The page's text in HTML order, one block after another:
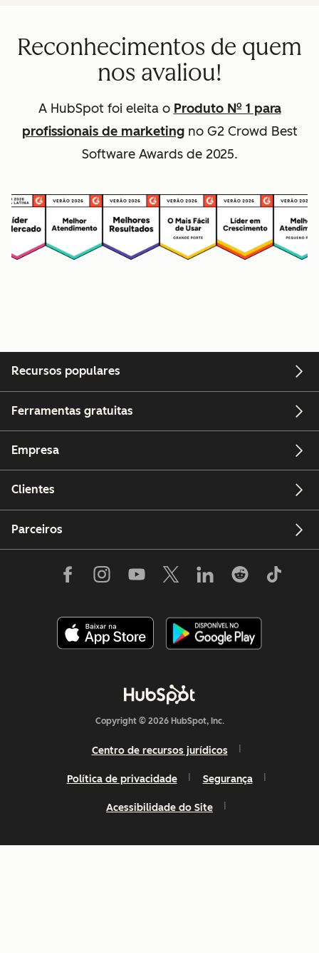
Reconhecimentos de quem
nos avaliou!
A HubSpot foi eleita o Produto Nº 1 para
profissionais de marketingno G2 Crowd Best
Software Awards de 2025.
Recursos populares
Ferramentas gratuitas
Empresa
Clientes
Parceiros
Copyright © 2026 HubSpot, Inc.
Centro de recursos jurídicos
Política de privacidade Segurança
Acessibilidade do Site